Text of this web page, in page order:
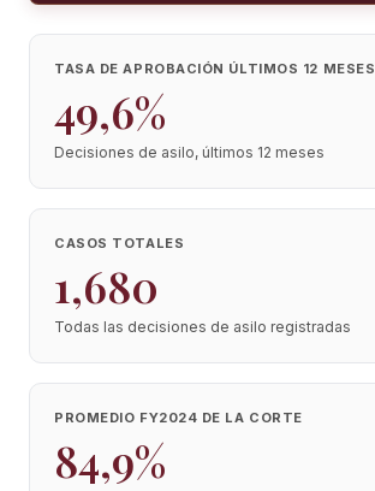
TASA DE APROBACIÓN ÚLTIMOS 12 MESES
49,6%
Decisiones de asilo, últimos 12 meses
CASOS TOTALES
1,680
Todas las decisiones de asilo registradas
PROMEDIO FY2024 DE LA CORTE
84,9%